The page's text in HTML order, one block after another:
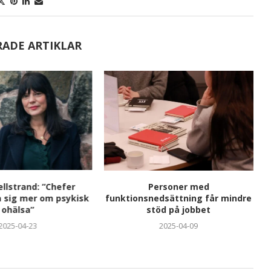
ARTIKLAR
”Chefer
sig mer om psykisk
ohälsa”
04-23
Personer med
funktionsnedsättning får mindre
stöd på jobbet
2025-04-09